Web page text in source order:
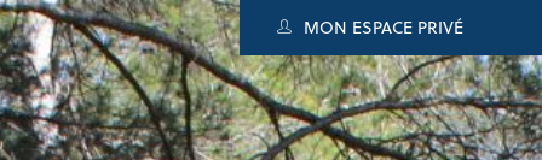
MON ESPACE PRIVÉ